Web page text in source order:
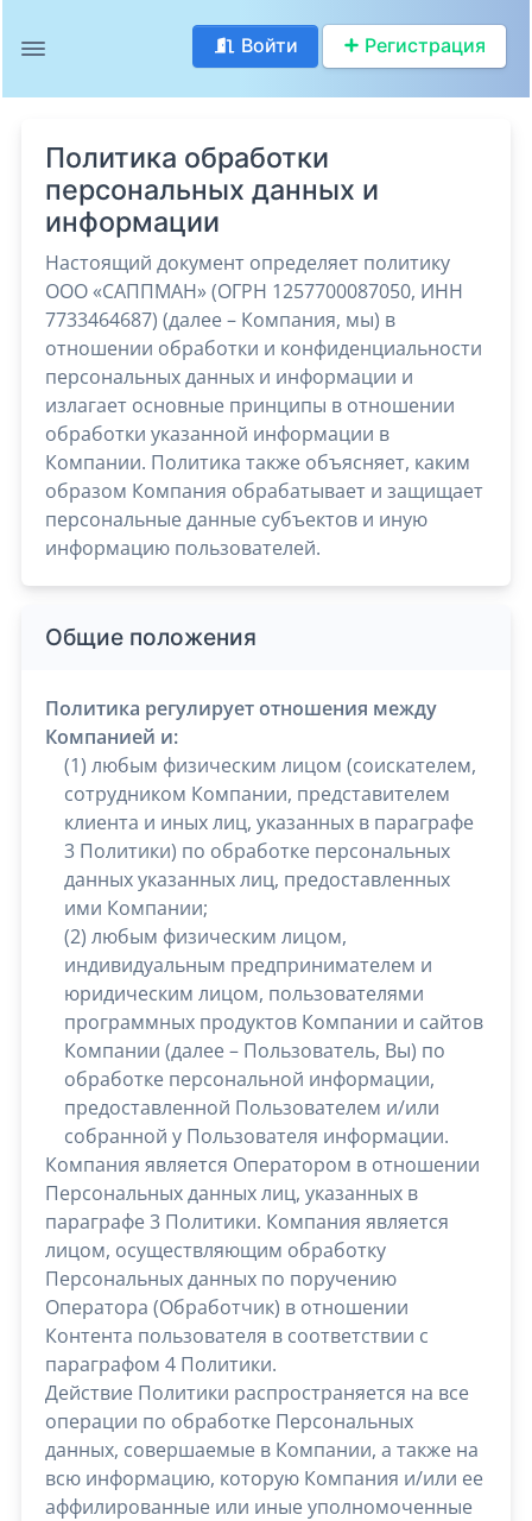
Войти Регистрация
Политика обработки
персональных данных и
информации
Настоящий документ определяет политику
ООО «САППМАН» (ОГРН 1257700087050, ИНН
7733464687) (далее – Компания, мы) в
отношении обработки и конфиденциальности
персональных данных и информации и
излагает основные принципы в отношении
обработки указанной информации в
Компании. Политика также объясняет, каким
образом Компания обрабатывает и защищает
персональные данные субъектов и иную
информацию пользователей.
Общие положения
Политика регулирует отношения между
Компанией и:
(1) любым физическим лицом (соискателем,
сотрудником Компании, представителем
клиента и иных лиц, указанных в параграфе
3 Политики) по обработке персональных
данных указанных лиц, предоставленных
ими Компании;
(2) любым физическим лицом,
индивидуальным предпринимателем и
юридическим лицом, пользователями
программных продуктов Компании и сайтов
Компании (далее – Пользователь, Вы) по
обработке персональной информации,
предоставленной Пользователем и/или
собранной у Пользователя информации.
Компания является Оператором в отношении
Персональных данных лиц, указанных в
параграфе 3 Политики. Компания является
лицом, осуществляющим обработку
Персональных данных по поручению
Оператора (Обработчик) в отношении
Контента пользователя в соответствии с
параграфом 4 Политики.
Действие Политики распространяется на все
операции по обработке Персональных
данных, совершаемые в Компании, а также на
всю информацию, которую Компания и/или ее
аффилированные или иные уполномоченные